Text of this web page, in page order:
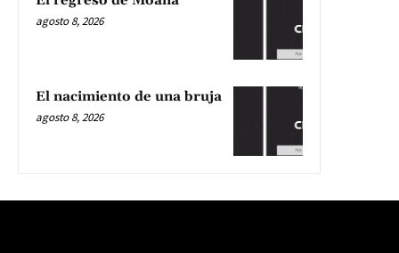
agosto 8, 2026
El nacimiento de una bruja
agosto 8, 2026